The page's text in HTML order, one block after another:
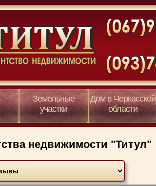
Земельные
участки
Дом в Черкасской
области
недвижимости "Титул"